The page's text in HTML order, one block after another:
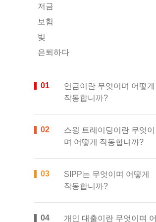
저금
보험
빚
은퇴하다
연금이란 무엇이며 어떻게
작동합니까?
스윙 트레이딩이란 무엇이
며 어떻게 작동합니까?
SIPP는 무엇이며 어떻게
작동합니까?
개인 대출이란 무엇이며 어